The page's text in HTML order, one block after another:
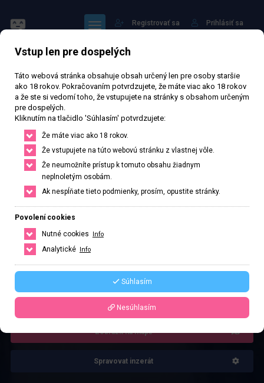
Prihlásiť sa
Registrovať sa
lulu
75 414 zhlédnutí Ověřený inzerát Aktivní 46 dní
31 rokov 164cm 50kg Veľkosť C
Jihlava, Kraj Vysočina, Česká republika
+420 608114164
Řekněte že voláte z webu www.privatzone.com
Zobrazit na mapě
Spravovat inzerát
Vstup len pre dospelých
Táto webová stránka obsahuje obsah určený len pre osoby staršie
ako 18 rokov. Pokračovaním potvrdzujete, že máte viac ako 18 rokov
a že ste si vedomí toho, že vstupujete na stránky s obsahom určeným
pre dospelých.
Kliknutím na tlačidlo 'Súhlasím' potvrdzujete:
Že máte viac ako 18 rokov.
Že vstupujete na túto webovú stránku z vlastnej vôle.
Že neumožníte prístup k tomuto obsahu žiadnym
neplnoletým osobám.
Ak nespĺňate tieto podmienky, prosím, opustite stránky.
Povolení cookies
Nutné cookies
Info
Analytické Info
Súhlasím
Nesúhlasím